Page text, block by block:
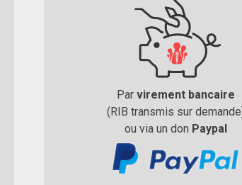
Par virement bancaire
(RIB transmis sur
ou via un don Paypal